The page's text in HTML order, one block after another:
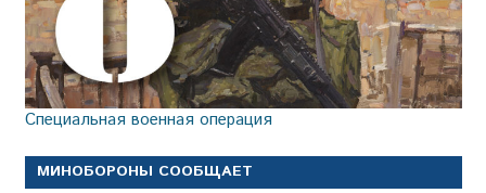
Специальная военная операция
МИНОБОРОНЫ СООБЩАЕТ